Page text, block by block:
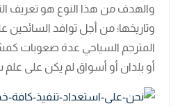
والهدف من هذا النوع هو تعريف
وتاريخها؛ من أجل توافد السائحين
المترجم السياحي عدة صعوبات
أو بلدان أو أسواق لم يكن على علم